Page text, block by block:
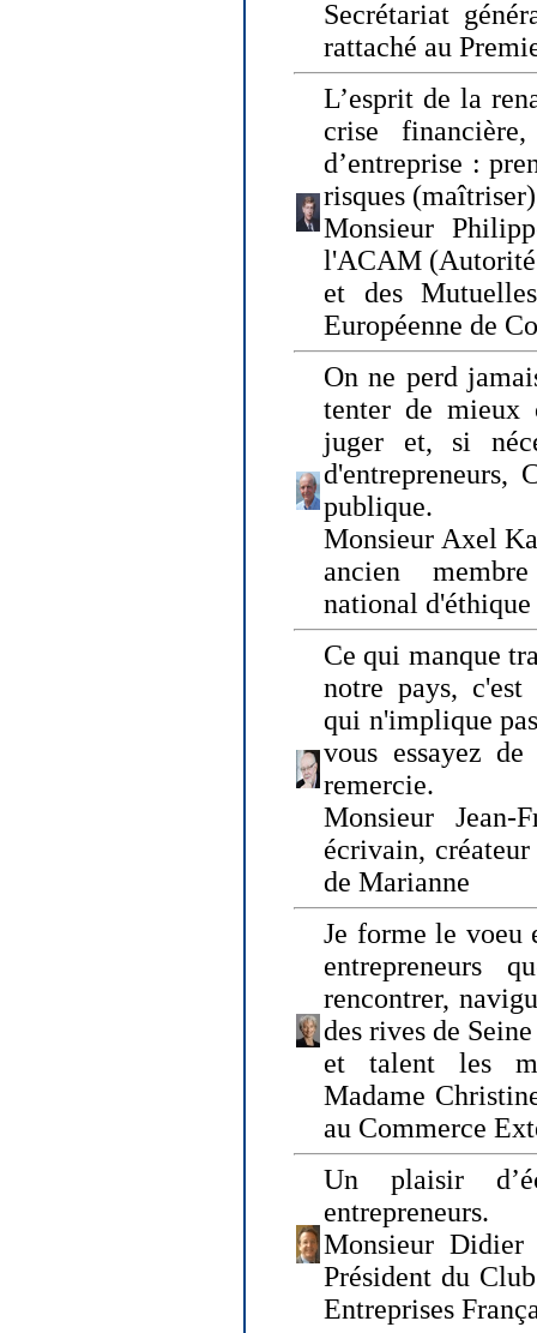
Secrétariat
rattaché au
L’esprit de la
crise
d’entreprise :
risques
Monsieur
l'ACAM (Autorité
et des
Européenne de
On ne perd
tenter de mieux
juger et, si
d'entrepreneurs,
publique.
Monsieur Axel
ancien
national d'éthique
Ce qui manque
notre pays,
qui n'implique
vous essayez
remercie.
Monsieur Jean-
écrivain,
de Marianne
Je forme le voeu
entrepreneurs
rencontrer,
des rives de
et talent les
Madame
au Commerce
Un plaisir
entrepreneurs.
Monsieur
Président du
Entreprises